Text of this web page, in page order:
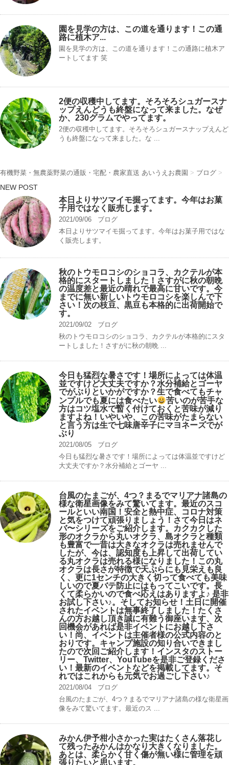
園を見学の方は、この道を通ります！この通
路に植木ア...
園を見学の方は、この道を通ります！この通路に植木ア
ートしてます 笑
2便の収穫中してます。そろそろシュガースナ
ップえんどうも終盤になって来ました。なぜ
か、230グラムでやってます。
2便の収穫中してます。そろそろシュガースナップえんど
うも終盤になって来ました。な ...
有機野菜・無農薬野菜の通販・宅配・農家直送 あいうえお農園 > ブログ >
NEW POST
本日よりサツマイモ掘ってます。今年はお菓
子用ではなく販売します。
2021/09/06
ブログ
本日よりサツマイモ掘ってます。今年はお菓子用ではな
く販売します。
秋のトウモロコシのショコラ、カクテルが本
格的にスタートしました！さすがに秋の朝晩
の温度差と最近の晴れで最高に甘いです。今
までに無い新しいトウモロコシを楽しんで下
さい！次の枝豆、黒豆も本格的に出荷開始で
す。
2021/09/02
ブログ
秋のトウモロコシのショコラ、カクテルが本格的にスタ
ートしました！さすがに秋の朝晩 ...
今日も猛烈な暑さです！場所によっては体温
並ですけど大丈夫ですか？水分補給とゴーヤ
でがぶりといかがですか？生で食べてもチャ
ンプルでも夏には食べたい
苦いのが苦手な
方はコツ塩水で暫く付けておくと苦味が減り
ますよね！いやいや、この苦味がたまらない
と言う方は生で七味唐辛子にマヨネーズでが
ぶり
2021/08/05
ブログ
今日も猛烈な暑さです！場所によっては体温並ですけど
大丈夫ですか？水分補給とゴーヤ ...
台風のたまごが、4つ？まるでマリアナ諸島の
様な衛星画像をみて驚いてます。最近のスコ
ールといい南国！安全と熱中症、コロナ対策
と気をつけて頑張りましょう！さて今日はネ
バ〜シリーズをご紹介します。カクカクした
形のオクラから丸いオクラ、島オクラと種類
も豊富で一昔は大きなオクラは売れませんで
したが、今は、認知度も上昇して出荷してい
る丸オクラは売れる様になりました！この丸
オクラは長さが特徴で天ぷらにも見栄えも良
く、更に1センチの大きく切って食べても美味
しいので夏バテ防止にはもってこいです。長
くて柔らかいので食べ応えはありますよ♪ 是非
お試し下さい♪。そしてお知らせ！土日に開催
されたイベントは無事終了しました！たくさ
んの方お越し頂き誠に有難う御座います、次
回機会があれば是非イベントにお越し下さ
い！尚、イベントは主催者様の公式内容のと
おりです。キャンプ️施設の知り合いできまし
たので次回ご紹介します！インスタのストー
リー、Twitter、YouTubeを是非ご登録くださ
い！最新のイベントなどを掲載してます。そ
れではこれからも元気でお過ごし下さい♪
2021/08/04
ブログ
台風のたまごが、4つ？まるでマリアナ諸島の様な衛星画
像をみて驚いてます。最近のス ...
みかん伊予柑小さかった実はたくさん落花し
て残ったみかんはかなり大きくなりました。
あとは、柔らかく甘く傷が無い様に管理を頑
張りたいと思います。